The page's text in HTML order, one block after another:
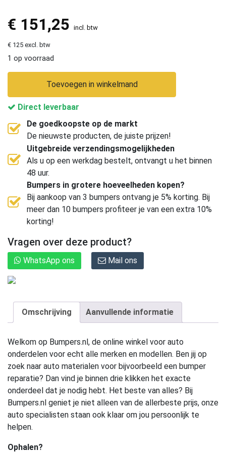
€ 151,25 incl. btw
€ 125 excl. btw
1 op voorraad
Toevoegen in winkelmand
Direct leverbaar
De goedkoopste op de markt
De nieuwste producten, de juiste prijzen!
Uitgebreide verzendingsmogelijkheden
Als u op een werkdag bestelt, ontvangt u het binnen
48 uur.
Bumpers in grotere hoeveelheden kopen?
Bij aankoop van 3 bumpers ontvang je 5% korting. Bij
meer dan 10 bumpers profiteer je van een extra 10%
korting!
Vragen over deze product?
WhatsApp ons Mail ons
Omschrijving Aanvullende informatie
Welkom op Bumpers.nl, de online winkel voor auto
onderdelen voor echt alle merken en modellen. Ben jij op
zoek naar auto materialen voor bijvoorbeeld een bumper
reparatie? Dan vind je binnen drie klikken het exacte
onderdeel dat je nodig hebt. Het beste van alles? Bij
Bumpers.nl geniet je niet alleen van de allerbeste prijs, onze
auto specialisten staan ook klaar om jou persoonlijk te
helpen.
Ophalen?